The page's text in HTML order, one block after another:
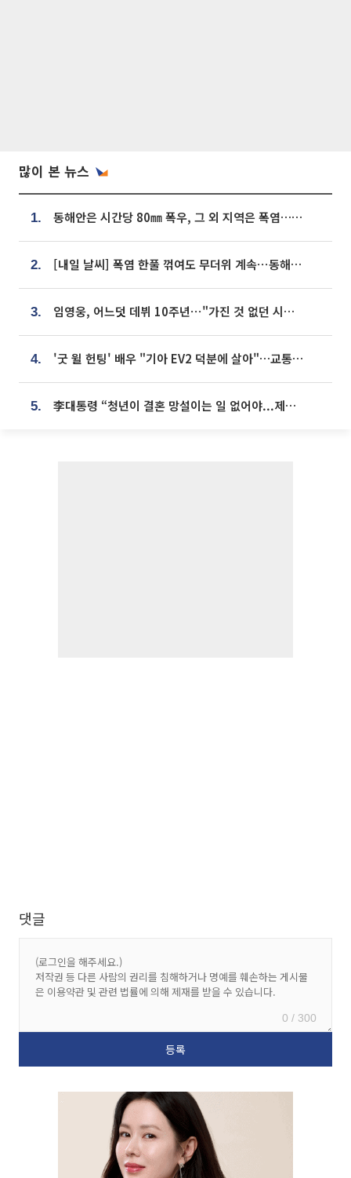
많이 본 뉴스
1. 동해안은 시간당 80㎜ 폭우, 그 외 지역은 폭염…‘극과 극 날씨’
2. [내일 날씨] 폭염 한풀 꺾여도 무더위 계속⋯동해안 이틀 연속 비
3. 임영웅, 어느덧 데뷔 10주년⋯"가진 것 없던 시절, 내 앞엔 20명의 팬뿐"
4. '굿 윌 헌팅' 배우 "기아 EV2 덕분에 살아"…교통사고 후 안전성 극찬
5. 李대통령 “청년이 결혼 망설이는 일 없어야...제도상 불이익 조사”
댓글
0 / 300